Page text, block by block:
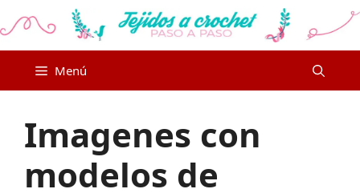
al
Menú
Imagenes con
modelos de